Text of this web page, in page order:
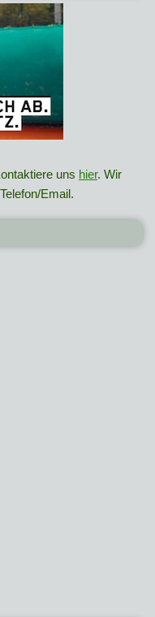
uns hier. Wir
Email.